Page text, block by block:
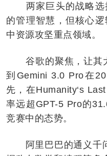
两家巨头的战略选
的管理智慧，但核心
中资源攻坚重点领域。
谷歌的聚焦，让其
到Gemini 3.0 Pro在
先，在Humanity‘s
率远超GPT-5 Pro的
竞赛中的态势。
阿里巴巴的通义千问